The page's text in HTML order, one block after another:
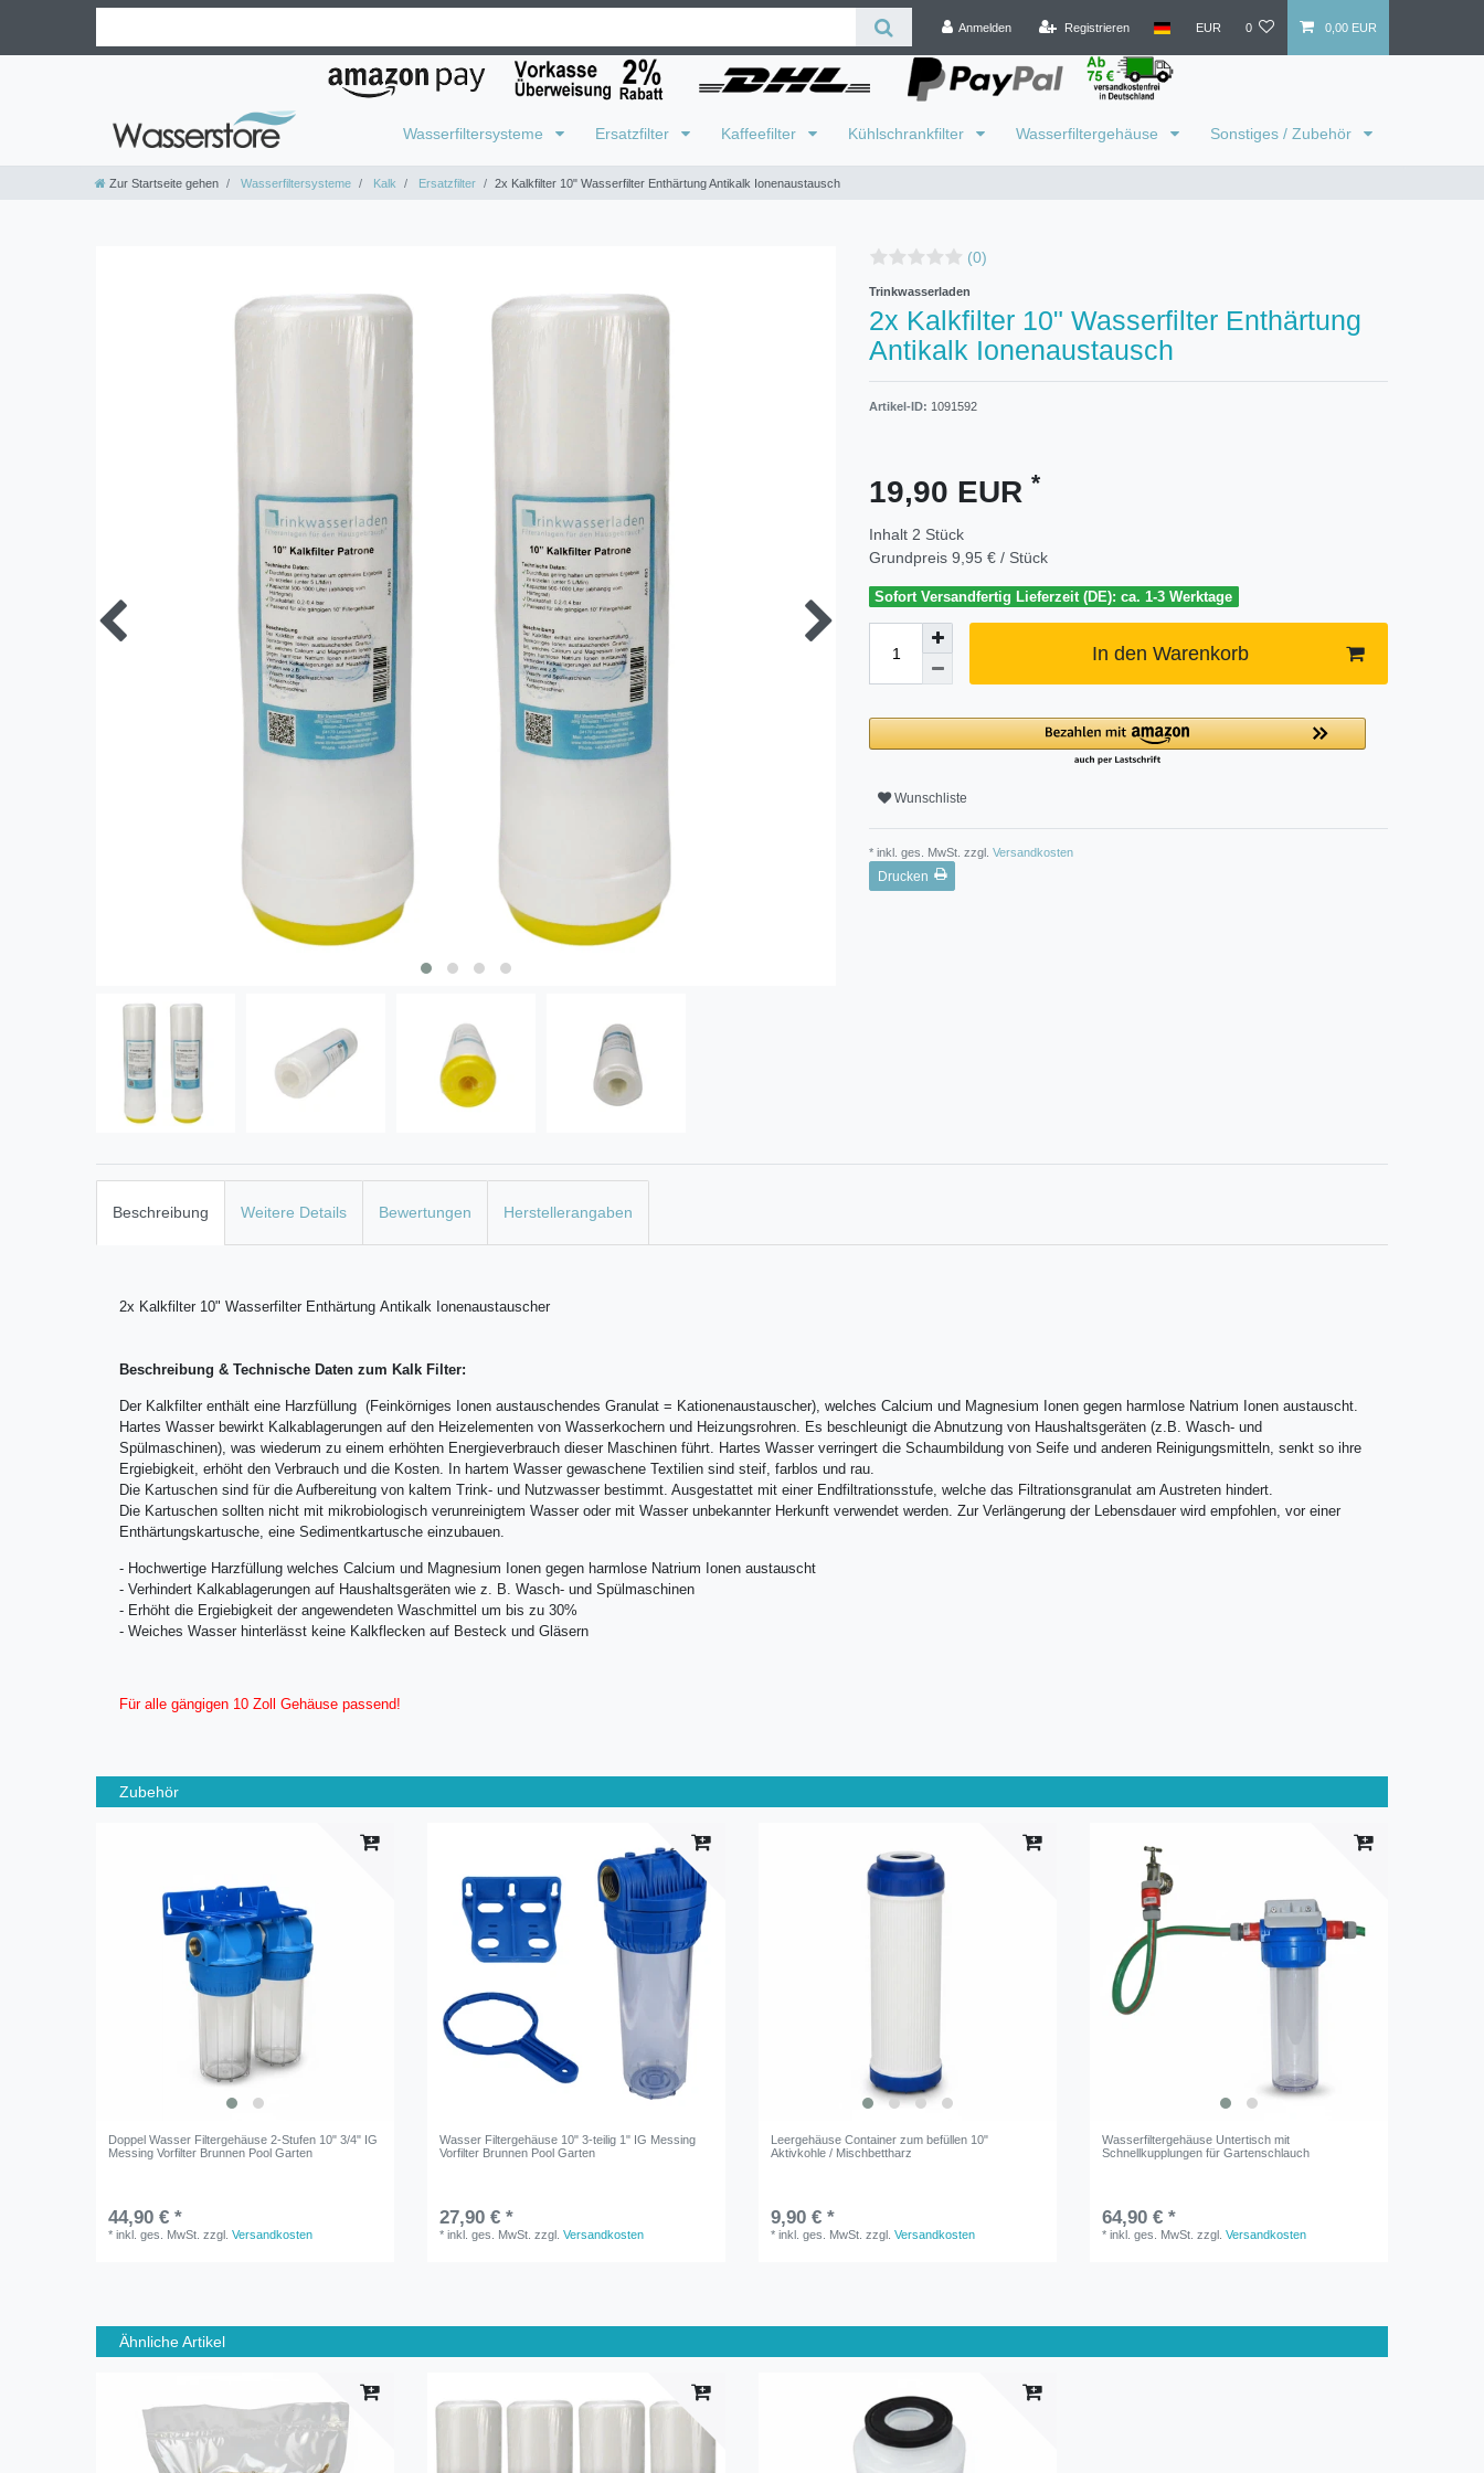
Anmelden Registrieren EUR 0 0,00 EUR
Wasserfiltersysteme Ersatzfilter Kaffeefilter Kühlschrankfilter Wasserfiltergehäuse Sonstiges / Zubehör
Zur Startseite gehen Wasserfiltersysteme Kalk Ersatzfilter 2x Kalkfilter 10" Wasserfilter Enthärtung Antikalk Ionenaustausch
(0)
Trinkwasserladen
2x Kalkfilter 10" Wasserfilter Enthärtung
Antikalk Ionenaustausch
Artikel-ID: 1091592
19,90 EUR *
Inhalt 2 Stück
Grundpreis 9,95 € / Stück
Sofort Versandfertig Lieferzeit (DE): ca. 1-3 Werktage
In den Warenkorb
Wunschliste
* inkl. ges. MwSt. zzgl. Versandkosten
Drucken
Beschreibung Weitere Details Bewertungen Herstellerangaben
2x Kalkfilter 10" Wasserfilter Enthärtung Antikalk Ionenaustauscher
Beschreibung & Technische Daten zum Kalk Filter:
Der Kalkfilter enthält eine Harzfüllung (Feinkörniges Ionen austauschendes Granulat = Kationenaustauscher), welches Calcium und Magnesium Ionen gegen harmlose Natrium Ionen austauscht.
Hartes Wasser bewirkt Kalkablagerungen auf den Heizelementen von Wasserkochern und Heizungsrohren. Es beschleunigt die Abnutzung von Haushaltsgeräten (z.B. Wasch- und
Spülmaschinen), was wiederum zu einem erhöhten Energieverbrauch dieser Maschinen führt. Hartes Wasser verringert die Schaumbildung von Seife und anderen Reinigungsmitteln, senkt so ihre
Ergiebigkeit, erhöht den Verbrauch und die Kosten. In hartem Wasser gewaschene Textilien sind steif, farblos und rau.
Die Kartuschen sind für die Aufbereitung von kaltem Trink- und Nutzwasser bestimmt. Ausgestattet mit einer Endfiltrationsstufe, welche das Filtrationsgranulat am Austreten hindert.
Die Kartuschen sollten nicht mit mikrobiologisch verunreinigtem Wasser oder mit Wasser unbekannter Herkunft verwendet werden. Zur Verlängerung der Lebensdauer wird empfohlen, vor einer
Enthärtungskartusche, eine Sedimentkartusche einzubauen.
- Hochwertige Harzfüllung welches Calcium und Magnesium Ionen gegen harmlose Natrium Ionen austauscht
- Verhindert Kalkablagerungen auf Haushaltsgeräten wie z. B. Wasch- und Spülmaschinen
- Erhöht die Ergiebigkeit der angewendeten Waschmittel um bis zu 30%
- Weiches Wasser hinterlässt keine Kalkflecken auf Besteck und Gläsern
Für alle gängigen 10 Zoll Gehäuse passend!
Zubehör
Doppel Wasser Filtergehäuse 2-Stufen 10" 3/4" IG
Messing Vorfilter Brunnen Pool Garten
44,90 € *
*inkl. ges. MwSt. zzgl.Versandkosten
Wasser Filtergehäuse 10" 3-teilig 1" IG Messing
Vorfilter Brunnen Pool Garten
27,90 € *
*inkl. ges. MwSt. zzgl.Versandkosten
Leergehäuse Container zum befüllen 10"
Aktivkohle / Mischbettharz
9,90 € *
*inkl. ges. MwSt. zzgl.Versandkosten
Wasserfiltergehäuse Untertisch mit
Schnellkupplungen für Gartenschlauch
64,90 € *
*inkl. ges. MwSt. zzgl.Versandkosten
Ähnliche Artikel